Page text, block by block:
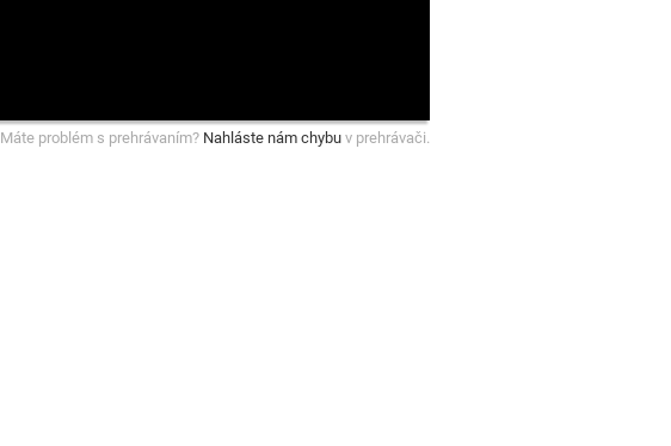
Máte problém s prehrávaním? Nahláste nám chybu v prehrávači.